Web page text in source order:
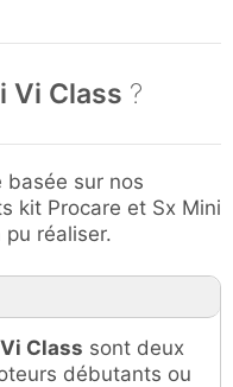
Vi Class ?
basée sur nos
kit Procare et Sx Mini
réaliser.
Class sont deux
débutants ou